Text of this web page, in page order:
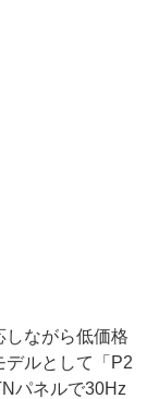
ながら低価格
デルとして「P2
パネルで30Hz